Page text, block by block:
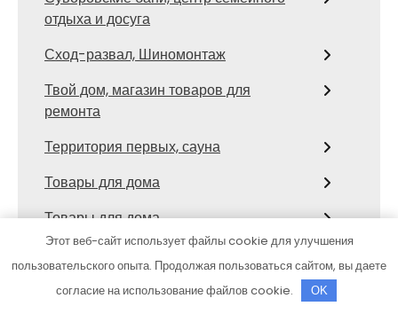
отдыха и досуга
Сход-развал, Шиномонтаж
Твой дом, магазин товаров для
ремонта
Территория первых, сауна
Товары для дома
Товары для дома
Тортила, банно-оздоровительный
комплекс
Этот веб-сайт использует файлы cookie для улучшения
пользовательского опыта. Продолжая пользоваться сайтом, вы даете
согласие на использование файлов cookie.
OK